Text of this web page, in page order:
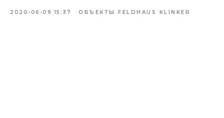
2020-06-09 15:37 ОБЪЕКТЫ FELDHAUS KLINKER